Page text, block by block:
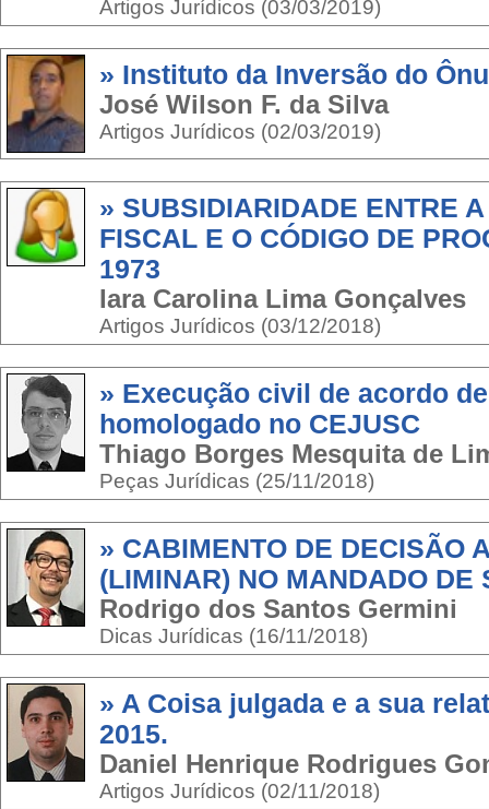
Artigos Jurídicos (03/03/2019)
» Instituto da Inversão do
José Wilson F. da Silva
Artigos Jurídicos (02/03/2019)
» SUBSIDIARIDADE ENTRE
FISCAL E O CÓDIGO DE
1973
Iara Carolina Lima Gonçalves
Artigos Jurídicos (03/12/2018)
» Execução civil de acordo
homologado no CEJUSC
Thiago Borges Mesquita de
Peças Jurídicas (25/11/2018)
» CABIMENTO DE DECISÃO
(LIMINAR) NO MANDADO DE
Rodrigo dos Santos Germini
Dicas Jurídicas (16/11/2018)
» A Coisa julgada e a sua
2015.
Daniel Henrique Rodrigues
Artigos Jurídicos (02/11/2018)